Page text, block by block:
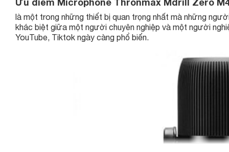
là một trong những thiết bị quan trọng nhất mà những
khác biệt giữa một người chuyên nghiệp và một người
YouTube, Tiktok ngày càng phổ biến.